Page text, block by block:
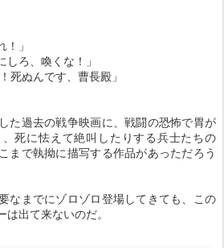
」
ろ、喚くな！」
死ぬんです、曹長殿」
た過去の戦争映画に、戦闘の恐怖で胃が
死に怯えて絶叫したりする兵士たちの
まで執拗に描写する作品があっただろう
なまでにゾロゾロ登場してきても、この
出て来ないのだ。